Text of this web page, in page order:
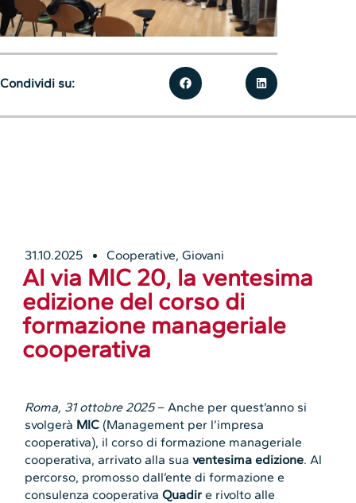
31.10.2025 Cooperative,Giovani
Al via MIC 20, la ventesima
edizione del corso di
formazione manageriale
cooperativa
Roma, 31 ottobre 2025– Anche per quest’anno si
svolgerà MIC (Management per l’impresa
cooperativa), il corso di formazione manageriale
cooperativa, arrivato alla sua ventesima edizione. Al
percorso, promosso dall’ente di formazione e
consulenza cooperativaQuadir e rivolto alle
Condividi su: